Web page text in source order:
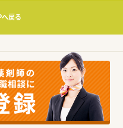
へ戻る